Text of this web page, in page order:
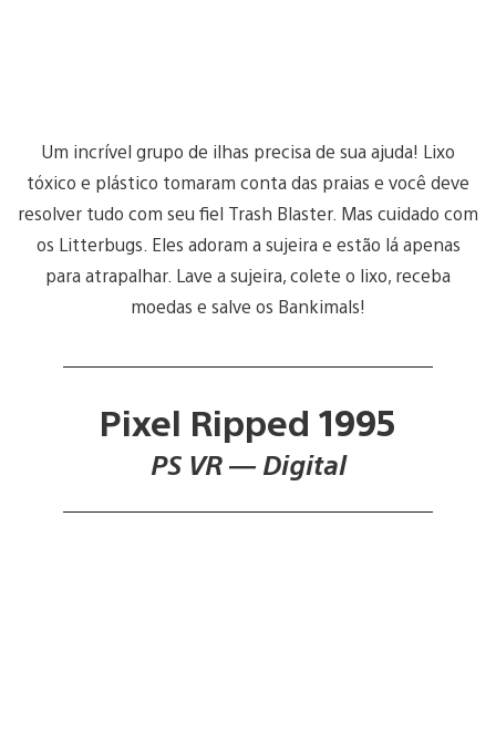
Um incrível grupo de ilhas precisa de sua ajuda! Lixo
tóxico e plástico tomaram conta das praias e você deve
resolver tudo com seu fiel Trash Blaster. Mas cuidado com
os Litterbugs. Eles adoram a sujeira e estão lá apenas
para atrapalhar. Lave a sujeira, colete o lixo, receba
moedas e salve os Bankimals!
Pixel Ripped 1995
PS VR — Digital